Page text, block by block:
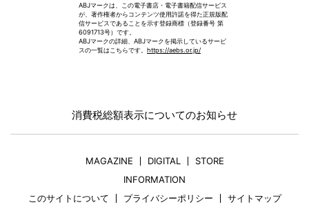
ABJマークは、この電子書店・電子書籍配信サービス
が、著作権者からコンテンツ使用許諾を得た正規版配
信サービスであることを示す登録商標（登録番号 第
6091713号）です。
ABJマークの詳細、ABJマークを掲示しているサービ
スの一覧はこちらです。 https://aebs.or.jp/
消費税総額表示についてのお知らせ
MAGAZINE DIGITAL
STORE
INFORMATION
このサイトについて
プライバシーポリシー
サイトマップ